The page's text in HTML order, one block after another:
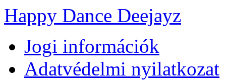
Happy Dance Deejayz
Jogi információk
Adatvédelmi nyilatkozat